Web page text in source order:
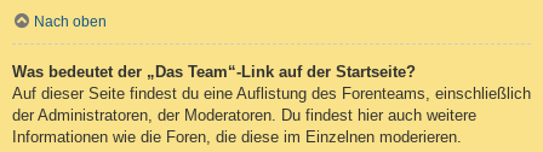
Nach oben
Was bedeutet der „Das Team“-Link auf der Startseite?
Auf dieser Seite findest du eine Auflistung des Forenteams, einschließlich
der Administratoren, der Moderatoren. Du findest hier auch weitere
Informationen wie die Foren, die diese im Einzelnen moderieren.